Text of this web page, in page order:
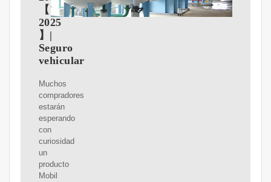
【
2025
】|
Seguro
vehicular
Muchos
compradores
estarán
esperando
con
curiosidad
un
producto
Mobil